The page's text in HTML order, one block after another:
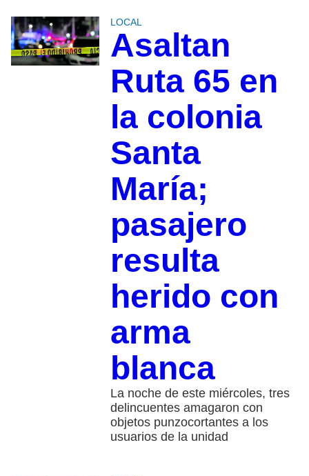
LOCAL
Asaltan
Ruta 65 en
la colonia
Santa
María;
pasajero
resulta
herido con
arma
blanca
La noche de este miércoles, tres
delincuentes amagaron con
objetos punzocortantes a los
usuarios de la unidad